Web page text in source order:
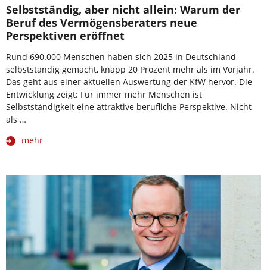
Selbstständig, aber nicht allein: Warum der
Beruf des Vermögensberaters neue
Perspektiven eröffnet
Rund 690.000 Menschen haben sich 2025 in Deutschland
selbstständig gemacht, knapp 20 Prozent mehr als im Vorjahr.
Das geht aus einer aktuellen Auswertung der KfW hervor. Die
Entwicklung zeigt: Für immer mehr Menschen ist
Selbstständigkeit eine attraktive berufliche Perspektive. Nicht
als …
mehr